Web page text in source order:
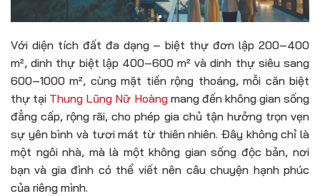
Với diện tích đất đa dạng – biệt thự đơn lập 200–400
m², dinh thự biệt lập 400–600 m² và dinh thự siêu sang
600–1000 m², cùng mặt tiền rộng thoáng, mỗi căn biệt
thự tại Thung Lũng Nữ Hoàngmang đến không gian sống
đẳng cấp, rộng rãi, cho phép gia chủ tận hưởng trọn vẹn
sự yên bình và tươi mát từ thiên nhiên. Đây không chỉ là
một ngôi nhà, mà là một không gian sống độc bản, nơi
bạn và gia đình có thể viết nên câu chuyện hạnh phúc
của riêng mình.